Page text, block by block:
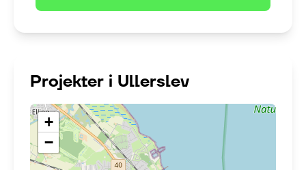
Projekter i Ullerslev
+
−